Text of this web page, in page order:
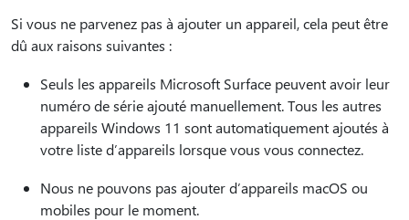
Si vous ne parvenez pas à ajouter un appareil, cela peut être
dû aux raisons suivantes :
Seuls les appareils Microsoft Surface peuvent avoir leur
numéro de série ajouté manuellement. Tous les autres
appareils Windows 11 sont automatiquement ajoutés à
votre liste d’appareils lorsque vous vous connectez.
Nous ne pouvons pas ajouter d’appareils macOS ou
mobiles pour le moment.